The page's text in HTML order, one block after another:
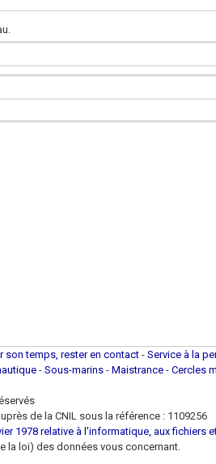
son temps, rester en contact - Service à la
- Sous-marins - Maistrance - Cercles
de la CNIL sous la référence : 1109256
1978 relative à l'informatique, aux fichiers
la loi) des données vous concernant.